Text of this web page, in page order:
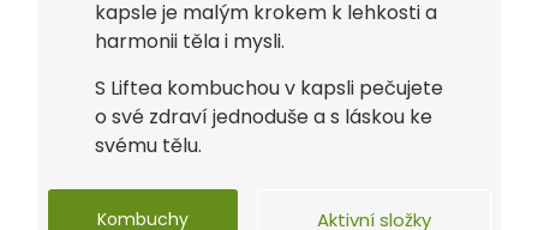
kapsle je malým krokem k lehkosti a
harmonii těla i mysli.
S Liftea kombuchou v kapsli pečujete
o své zdraví jednoduše a s láskou ke
svému tělu.
Kombuchy
Aktivní složky